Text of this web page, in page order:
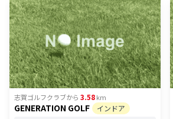
志賀ゴルフクラブから 3.58km
GENERATION GOLF
インドア